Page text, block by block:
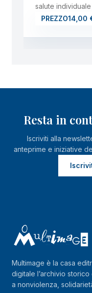
salute
PREZZO14,00
Resta in
Iscriviti alla
anteprime e iniziative
Multimage è la casa
digitale l’archivio
a nonviolenza,